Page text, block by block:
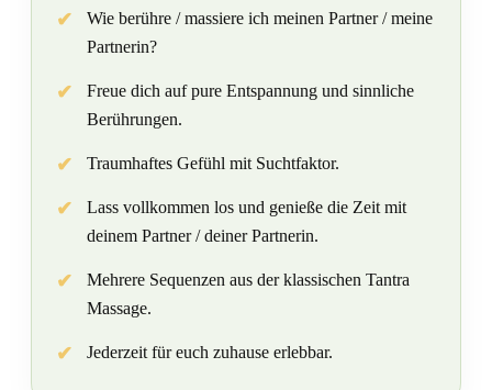
Wie berühre / massiere ich meinen Partner / meine
Partnerin?
Freue dich auf pure Entspannung und sinnliche
Berührungen.
Traumhaftes Gefühl mit Suchtfaktor.
Lass vollkommen los und genieße die Zeit mit
deinem Partner / deiner Partnerin.
Mehrere Sequenzen aus der klassischen Tantra
Massage.
Jederzeit für euch zuhause erlebbar.